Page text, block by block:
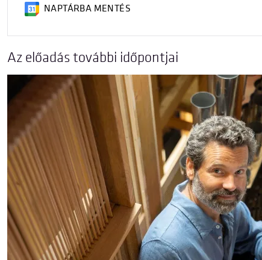
NAPTÁRBA MENTÉS
Az előadás további időpontjai